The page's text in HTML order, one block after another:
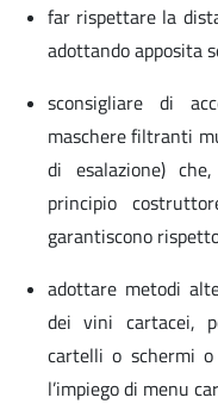
far rispettare la
adottando apposita
sconsigliare di
maschere filtranti
di esalazione)
principio
garantiscono
adottare metodi
dei vini cartacei,
cartelli o schermi
l’impiego di menu